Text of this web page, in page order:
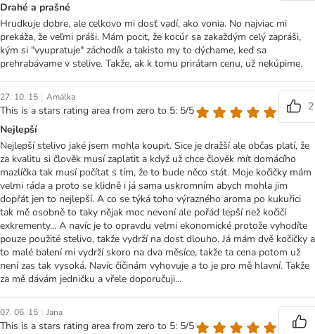
Drahé a prašné
Hrudkuje dobre, ale celkovo mi dosť vadí, ako vonia. No najviac mi
prekáža, že veľmi práši. Mám pocit, že kocúr sa zakaždým celý zapráši,
kým si "vyupratuje" záchodík a takisto my to dýchame, keď sa
prehrabávame v stelive. Takže, ak k tomu prirátam cenu, už nekúpime.
27. 10. 15 | Amálka
This is a stars rating area from zero to 5: 5/5
2
Nejlepší
Nejlepší stelivo jaké jsem mohla koupit. Sice je dražší ale občas platí, že
za kvalitu si člověk musí zaplatit a když už chce člověk mít domácího
mazlíčka tak musí počítat s tím, že to bude něco stát. Moje kočičky mám
velmi ráda a proto se klidně i já sama uskromním abych mohla jim
dopřát jen to nejlepší. A co se týká toho výrazného aroma po kukuřici
tak mě osobně to taky nějak moc nevoní ale pořád lepší než kočičí
exkrementy... A navíc je to opravdu velmi ekonomické protože vyhodíte
pouze použité stelivo, takže vydrží na dost dlouho. Já mám dvě kočičky a
to malé balení mi vydrží skoro na dva měsíce, takže ta cena potom už
není zas tak vysoká. Navíc čičinám vyhovuje a to je pro mě hlavní. Takže
za mě dávám jedničku a vřele doporučuji...
07. 06. 15 | Jana
This is a stars rating area from zero to 5: 5/5